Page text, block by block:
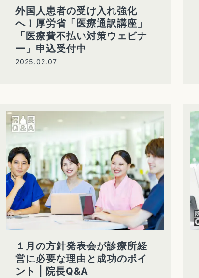
外国人患者の受け入れ強化
へ！厚労省「医療通訳講座」
「医療費不払い対策ウェビナ
ー」申込受付中
2025.02.07
１月の方針発表会が診療所経
営に必要な理由と成功のポイ
ント | 院長Q&A